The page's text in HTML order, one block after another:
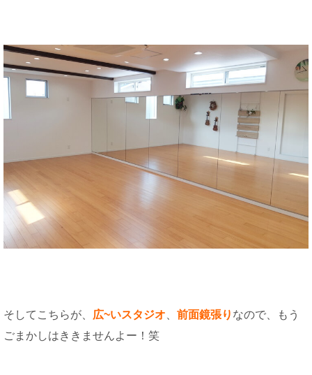
そしてこちらが、 広~いスタジオ、 前面鏡張り なので、もう
ごまかしはききませんよー！笑